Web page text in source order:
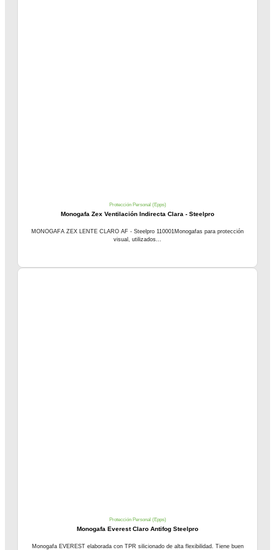
Protección Personal (Epps)
Monogafa Zex Ventilación Indirecta Clara - Steelpro
MONOGAFA ZEX LENTE CLARO AF - Steelpro 110001Monogafas para protección
visual, utilizados...
Protección Personal (Epps)
Monogafa Everest Claro Antifog Steelpro
Monogafa EVEREST elaborada con TPR silicionado de alta flexibilidad. Tiene buen